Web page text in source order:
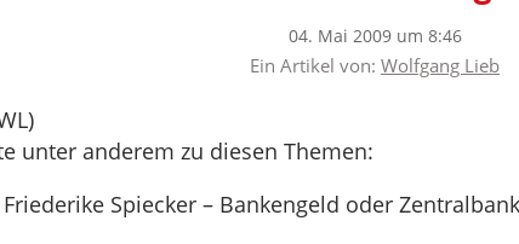
04. Mai 2009 um 8:46
Ein Artikel von: Wolfgang Lieb
unter anderem zu diesen Themen:
Friederike Spiecker – Bankengeld oder